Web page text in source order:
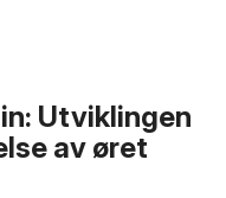
Utviklingen
av øret